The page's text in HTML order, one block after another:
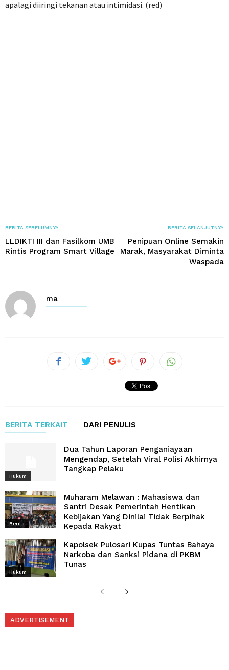
apalagi diiringi tekanan atau intimidasi. (red)
BERITA SEBELUMNYA
LLDIKTI III dan Fasilkom UMB
Rintis Program Smart Village
BERITA SELANJUTNYA
Penipuan Online Semakin
Marak, Masyarakat Diminta
Waspada
ma
BERITA TERKAIT DARI PENULIS
Hukum
Dua Tahun Laporan Penganiayaan
Mengendap, Setelah Viral Polisi Akhirnya
Tangkap Pelaku
Berita
Muharam Melawan : Mahasiswa dan
Santri Desak Pemerintah Hentikan
Kebijakan Yang Dinilai Tidak Berpihak
Kepada Rakyat
Hukum
Kapolsek Pulosari Kupas Tuntas Bahaya
Narkoba dan Sanksi Pidana di PKBM
Tunas
ADVERTISEMENT